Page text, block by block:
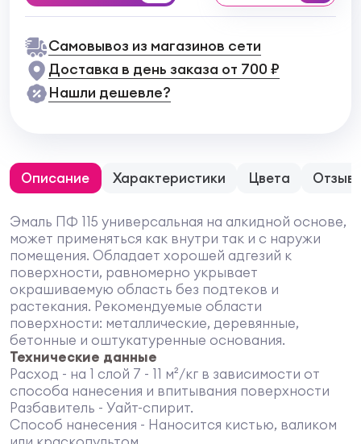
Самовывоз из магазинов сети
Доставка в день заказа от 700 ₽
Нашли дешевле?
Описание Характеристики Цвета
Эмаль ПФ 115 универсальная на алкидной основе,
может применяться как внутри так и с наружи
помещения. Обладает хорошей адгезий к
поверхности, равномерно укрывает
окрашиваемую область без подтеков и
растекания. Рекомендуемые области
поверхности: металлические, деревянные,
бетонные и оштукатуренные основания.
Технические данные
Расход - на 1 слой 7 - 11 м²/кг в зависимости от
способа нанесения и впитывания поверхности
Разбавитель - Уайт-спирит.
Способ нанесения - Наносится кистью, валиком